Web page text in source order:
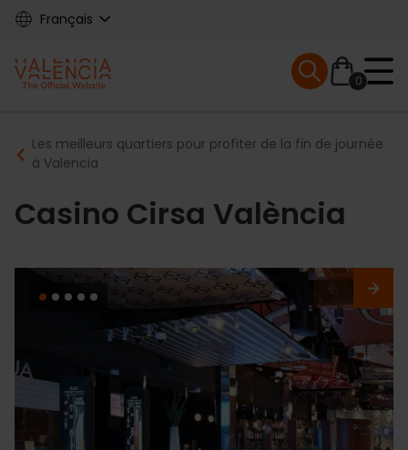
Skip
content
Français
Main
navigation
0
Mobile menu
Breadcrumb
Les meilleurs quartiers pour profiter de la fin de journée
à Valencia
Casino Cirsa València